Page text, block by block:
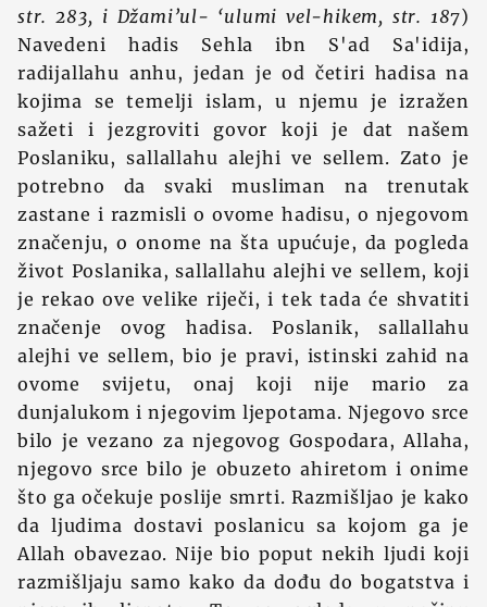
str. 283, i Džami’ul- ‘ulumi vel-hikem, str. 187)
Navedeni hadis Sehla ibn S'ad Sa'idija,
radijallahu anhu, jedan je od četiri hadisa na
kojima se temelji islam, u njemu je izražen
sažeti i jezgroviti govor koji je dat našem
Poslaniku, sallallahu alejhi ve sellem. Zato je
potrebno da svaki musliman na trenutak
zastane i razmisli o ovome hadisu, o njegovom
značenju, o onome na šta upućuje, da pogleda
život Poslanika, sallallahu alejhi ve sellem, koji
je rekao ove velike riječi, i tek tada će shvatiti
značenje ovog hadisa. Poslanik, sallallahu
alejhi ve sellem, bio je pravi, istinski zahid na
ovome svijetu, onaj koji nije mario za
dunjalukom i njegovim ljepotama. Njegovo srce
bilo je vezano za njegovog Gospodara, Allaha,
njegovo srce bilo je obuzeto ahiretom i onime
što ga očekuje poslije smrti. Razmišljao je kako
da ljudima dostavi poslanicu sa kojom ga je
Allah obavezao. Nije bio poput nekih ljudi koji
razmišljaju samo kako da dođu do bogatstva i